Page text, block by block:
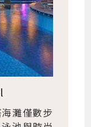
灘僅數步